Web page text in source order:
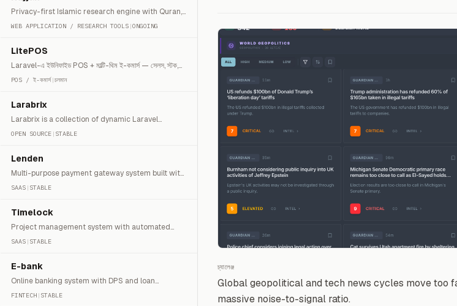
Privacy-first Islamic research engine with Quran,
hadith, and AI chat.
WEB APPLICATION / RESEARCH TOOLS |ONGOING
LitePOS
Laravel-এ ইউনিফাইড POS + মাল্টি-থিম ই-কমার্স — সেলস, স্টক,
রিটার্ন, স্টোরফ্রন্ট ও Dockerized ডিপ্লয়।
POS / ই-কমার্স|চলমান
Larabrix
Larabrix is a collection of dynamic Laravel
modules based on latest Tabler admin panel
OPEN SOURCE | STABLE
Lenden
Multi-purpose payment gateway system built with
Laravel 8
SAAS | STABLE
Timelock
Project management system with automated
screenshot capture for time verification.
SAAS | STABLE
E-bank
Online banking system with DPS and loan
management.
FINTECH | STABLE
চ্যালেঞ্জ
Global geopolitical and tech news cycles move too
massive noise-to-signal ratio.